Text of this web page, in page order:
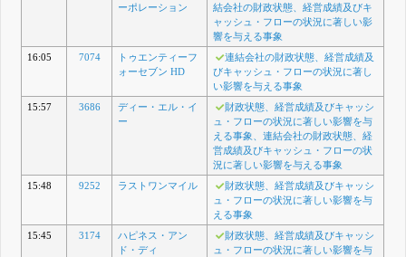
ーポレーション
結会社の財政状態、経営成績及びキ
ャッシュ・フローの状況に著しい影
響を与える事象
16:05
7074
トゥエンティーフ
ォーセブン HD
連結会社の財政状態、経営成績及
びキャッシュ・フローの状況に著し
い影響を与える事象
15:57
3686
ディー・エル・イ
ー
財政状態、経営成績及びキャッシ
ュ・フローの状況に著しい影響を与
える事象、連結会社の財政状態、経
営成績及びキャッシュ・フローの状
況に著しい影響を与える事象
15:48
9252 ラストワンマイル
財政状態、経営成績及びキャッシ
ュ・フローの状況に著しい影響を与
える事象
15:45
3174
ハピネス・アン
ド・ディ
財政状態、経営成績及びキャッシ
ュ・フローの状況に著しい影響を与